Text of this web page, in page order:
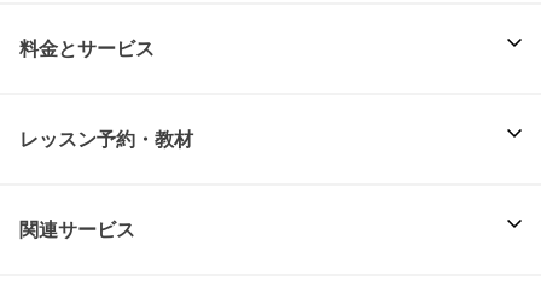
料金とサービス
レッスン予約・教材
関連サービス